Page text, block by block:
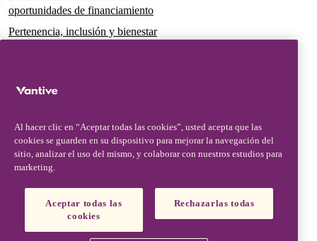
oportunidades de financiamiento
Pertenencia, inclusión y bienestar
Comunicados de prensa
Conocimientos y perspectivas
Contacto y soporte
Contáctenos
Actualizaciones de seguridad
Al hacer clic en “Aceptar todas las cookies”, usted acepta que las
cookies se guarden en su dispositivo para mejorar la navegación del
sitio, analizar el uso del mismo, y colaborar con nuestros estudios para
marketing.
Aceptar todas las
cookies
Rechazarlas todas